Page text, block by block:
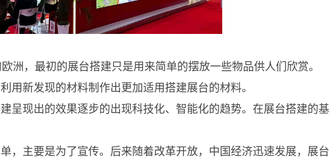
，最初的展台搭建只是用来简单的摆放一些物品供人们欣赏。
新发现的材料制作出更加适用搭建展台的材料。
现出的效果逐步的出现科技化、智能化的趋势。在展台搭建的基
主要是为了宣传。后来随着改革开放，中国经济迅速发展，展台